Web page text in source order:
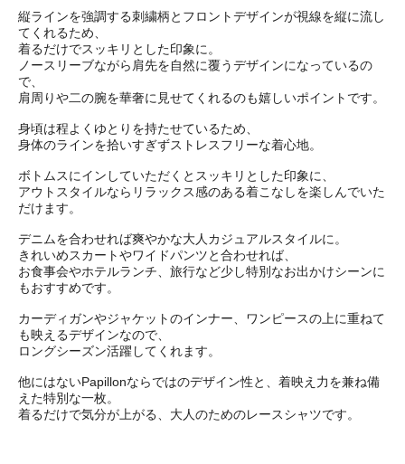
縦ラインを強調する刺繍柄とフロントデザインが視線を縦に流し
てくれるため、
着るだけでスッキリとした印象に。
ノースリーブながら肩先を自然に覆うデザインになっているの
で、
肩周りや二の腕を華奢に見せてくれるのも嬉しいポイントです。
身頃は程よくゆとりを持たせているため、
身体のラインを拾いすぎずストレスフリーな着心地。
ボトムスにインしていただくとスッキリとした印象に、
アウトスタイルならリラックス感のある着こなしを楽しんでいた
だけます。
デニムを合わせれば爽やかな大人カジュアルスタイルに。
きれいめスカートやワイドパンツと合わせれば、
お食事会やホテルランチ、旅行など少し特別なお出かけシーンに
もおすすめです。
カーディガンやジャケットのインナー、ワンピースの上に重ねて
も映えるデザインなので、
ロングシーズン活躍してくれます。
他にはないPapillonならではのデザイン性と、着映え力を兼ね備
えた特別な一枚。
着るだけで気分が上がる、大人のためのレースシャツです。